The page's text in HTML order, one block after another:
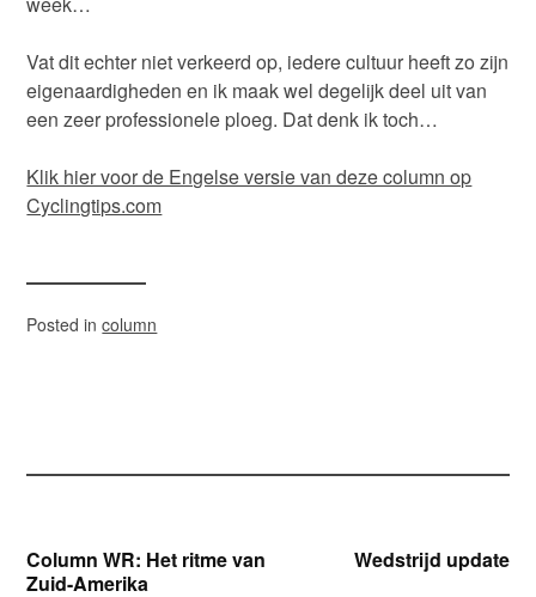
Vat dit echter niet verkeerd op, iedere cultuur heeft zo zijn
eigenaardigheden en ik maak wel degelijk deel uit van
een zeer professionele ploeg. Dat denk ik toch…
Klik hier voor de Engelse versie van deze column op
Cyclingtips.com
Posted incolumn
Bericht
Column WR: Het ritme van
Zuid-Amerika
Wedstrijd update